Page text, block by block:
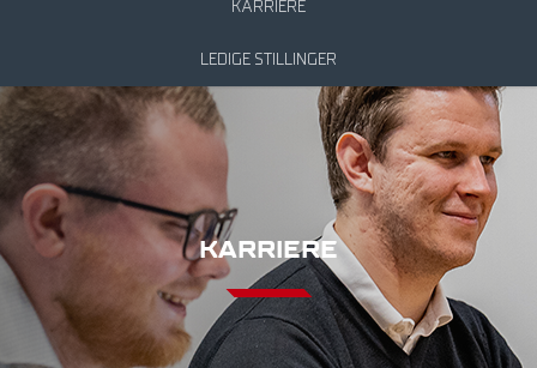
KARRIERE
LEDIGE STILLINGER
KARRIERE